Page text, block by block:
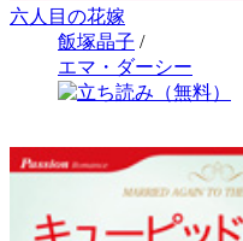
六人目の花嫁
飯塚晶子 /
エマ・ダーシー